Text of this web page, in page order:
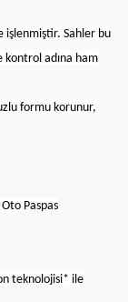
işlenmiştir. Sahler bu
adına ham
formu korunur,
Paspas
teknolojisi* ile